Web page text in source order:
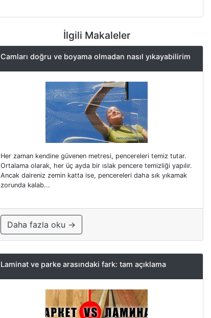
İlgili Makaleler
Camları doğru ve boyama olmadan nasıl yıkayabilirim
Her zaman kendine güvenen metresi, pencereleri temiz tutar.
Ortalama olarak, her üç ayda bir ıslak pencere temizliği yapılır.
Ancak daireniz zemin katta ise, pencereleri daha sık yıkamak
zorunda kalab...
Daha fazla oku →
Laminat ve parke arasındaki fark: tam açıklama